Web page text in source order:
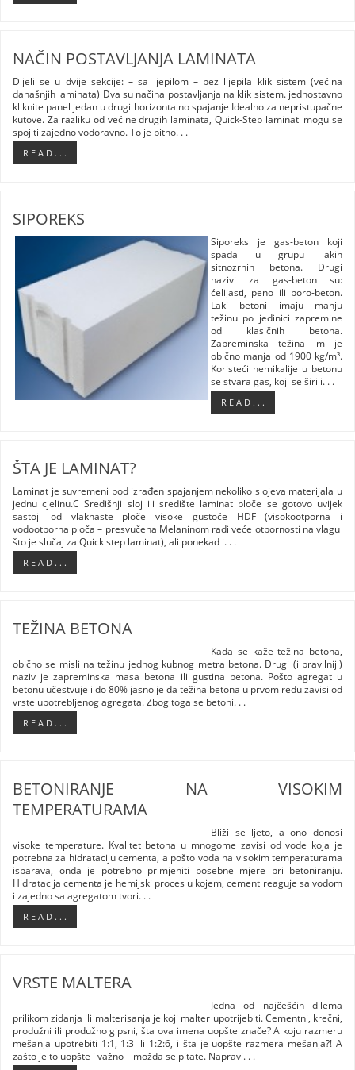
NAČIN POSTAVLJANJA LAMINATA
Dijeli se u dvije sekcije: – sa ljepilom – bez lijepila klik sistem (većina
današnjih laminata) Dva su načina postavljanja na klik sistem. jednostavno
kliknite panel jedan u drugi horizontalno spajanje Idealno za nepristupačne
kutove. Za razliku od većine drugih laminata, Quick-Step laminati mogu se
spojiti zajedno vodoravno. To je bitno. . .
R E A D . . .
SIPOREKS
Siporeks je gas-beton koji
spada u grupu lakih
sitnozrnih betona. Drugi
nazivi za gas-beton su:
ćelijasti, peno ili poro-beton.
Laki betoni imaju manju
težinu po jedinici zapremine
od klasičnih betona.
Zapreminska težina im je
obično manja od 1900 kg/m³.
Koristeći hemikalije u betonu
se stvara gas, koji se širi i. . .
R E A D . . .
ŠTA JE LAMINAT?
Laminat je suvremeni pod izrađen spajanjem nekoliko slojeva materijala u
jednu cjelinu.C Središnji sloj ili središte laminat ploče se gotovo uvijek
sastoji od vlaknaste ploče visoke gustoće HDF (visokootporna i
vodootporna ploča – presvučena Melaninom radi veće otpornosti na vlagu
što je slučaj za Quick step laminat), ali ponekad i. . .
R E A D . . .
TEŽINA BETONA
Kada se kaže težina betona,
obično se misli na težinu jednog kubnog metra betona. Drugi (i pravilniji)
naziv je zapreminska masa betona ili gustina betona. Pošto agregat u
betonu učestvuje i do 80% jasno je da težina betona u prvom redu zavisi od
vrste upotrebljenog agregata. Zbog toga se betoni. . .
R E A D . . .
BETONIRANJE NA VISOKIM
TEMPERATURAMA
Bliži se ljeto, a ono donosi
visoke temperature. Kvalitet betona u mnogome zavisi od vode koja je
potrebna za hidrataciju cementa, a pošto voda na visokim temperaturama
isparava, onda je potrebno primjeniti posebne mjere pri betoniranju.
Hidratacija cementa je hemijski proces u kojem, cement reaguje sa vodom
i zajedno sa agregatom tvori. . .
R E A D . . .
VRSTE MALTERA
Jedna od najčešćih dilema
prilikom zidanja ili malterisanja je koji malter upotrijebiti. Cementni, krečni,
produžni ili produžno gipsni, šta ova imena uopšte znače? A koju razmeru
mešanja upotrebiti 1:1, 1:3 ili 1:2:6, i šta je uopšte razmera mešanja?! A
zašto je to uopšte i važno – možda se pitate. Napravi. . .